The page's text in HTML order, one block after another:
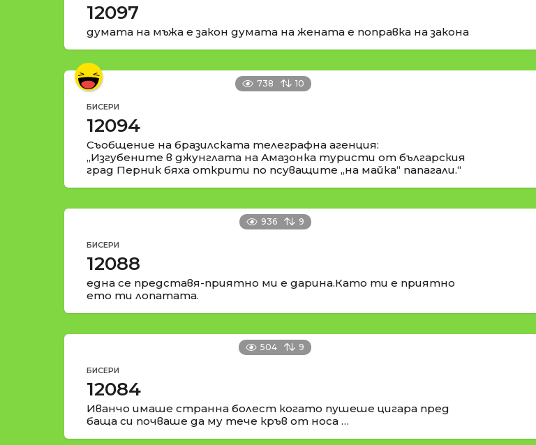
12097
думата на мъжа е закон думата на жената е поправка на закона
738 10
БИСЕРИ
12094
Съобщение на бразилската телеграфна агенция:
„Изгубените в джунглата на Амазонка туристи от българския
град Перник бяха открити по псуващите „на майка“ папагали.“
936 9
БИСЕРИ
12088
една се представя-приятно ми е дарина.Като ти е приятно
ето ти лопатата.
504 9
БИСЕРИ
12084
Иванчо имаше странна болест когато пушеше цигара пред
баща си почваше да му тече кръв от носа …